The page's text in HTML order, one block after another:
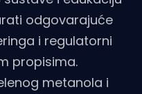
odgovarajuće
i regulatorni
propisima.
metanola i